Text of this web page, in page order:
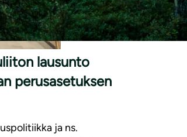
lausunto
perusasetuksen
ja ns.